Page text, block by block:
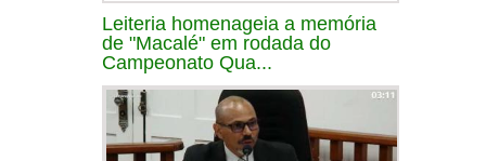
Leiteria homenageia a memória
de "Macalé" em rodada do
Campeonato Qua...